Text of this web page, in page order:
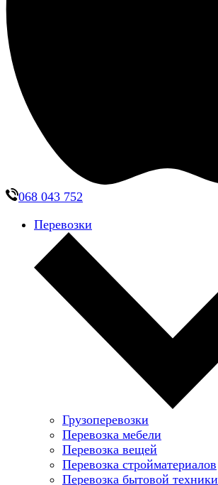
068 043 752
Перевозки
Грузоперевозки
Перевозка мебели
Перевозка вещей
Перевозка стройматериалов
Перевозка бытовой техники